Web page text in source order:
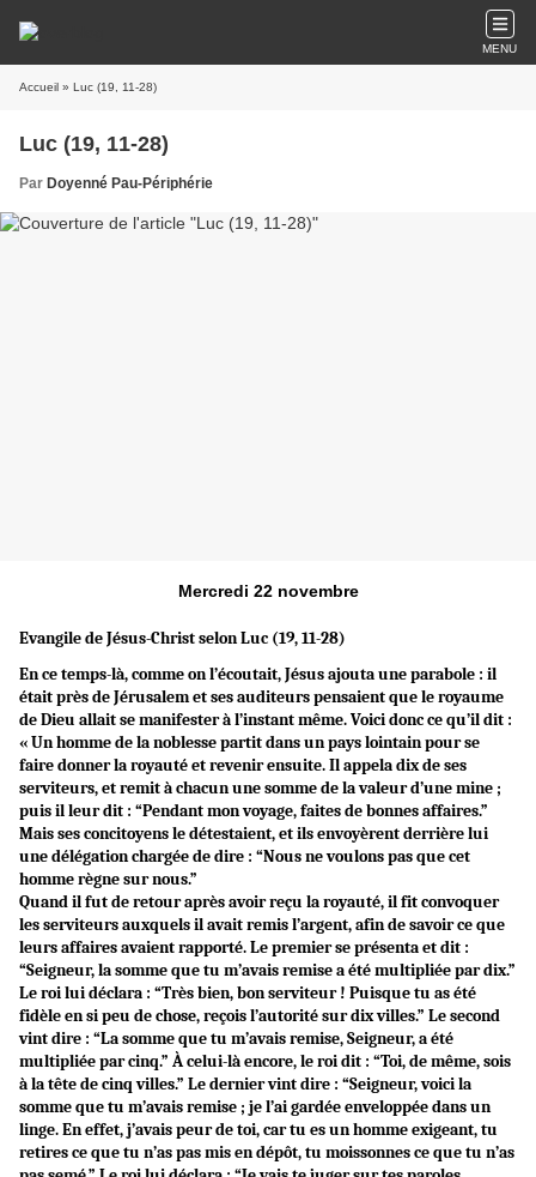
MENU
Accueil » Luc (19, 11-28)
Luc (19, 11-28)
Par Doyenné Pau-Périphérie
Mercredi 22 novembre
Evangile de Jésus-Christ selon Luc (19, 11-28)
En ce temps-là, comme on l’écoutait, Jésus ajouta une parabole : il
était près de Jérusalem et ses auditeurs pensaient que le royaume
de Dieu allait se manifester à l’instant même. Voici donc ce qu’il dit :
« Un homme de la noblesse partit dans un pays lointain pour se
faire donner la royauté et revenir ensuite. Il appela dix de ses
serviteurs, et remit à chacun une somme de la valeur d’une mine ;
puis il leur dit : “Pendant mon voyage, faites de bonnes affaires.”
Mais ses concitoyens le détestaient, et ils envoyèrent derrière lui
une délégation chargée de dire : “Nous ne voulons pas que cet
homme règne sur nous.”
Quand il fut de retour après avoir reçu la royauté, il fit convoquer
les serviteurs auxquels il avait remis l’argent, afin de savoir ce que
leurs affaires avaient rapporté. Le premier se présenta et dit :
“Seigneur, la somme que tu m’avais remise a été multipliée par dix.”
Le roi lui déclara : “Très bien, bon serviteur ! Puisque tu as été
fidèle en si peu de chose, reçois l’autorité sur dix villes.” Le second
vint dire : “La somme que tu m’avais remise, Seigneur, a été
multipliée par cinq.” À celui-là encore, le roi dit : “Toi, de même, sois
à la tête de cinq villes.” Le dernier vint dire : “Seigneur, voici la
somme que tu m’avais remise ; je l’ai gardée enveloppée dans un
linge. En effet, j’avais peur de toi, car tu es un homme exigeant, tu
retires ce que tu n’as pas mis en dépôt, tu moissonnes ce que tu n’as